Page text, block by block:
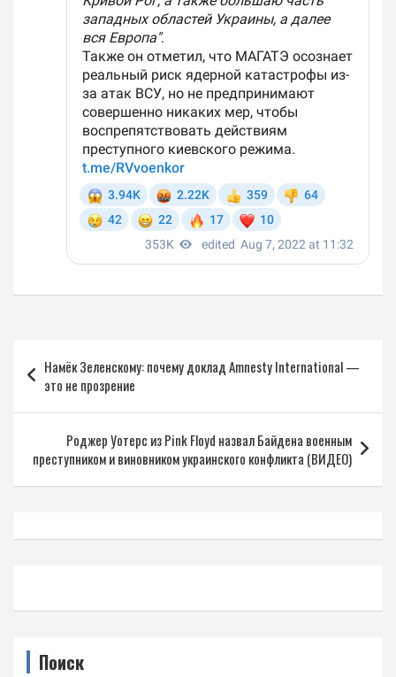
Навигация
по
записям
Намёк Зеленскому: почему доклад Amnesty International —
это не прозрение
Роджер Уотерс из Pink Floyd назвал Байдена военным
преступником и виновником украинского конфликта (ВИДЕО)
Поиск